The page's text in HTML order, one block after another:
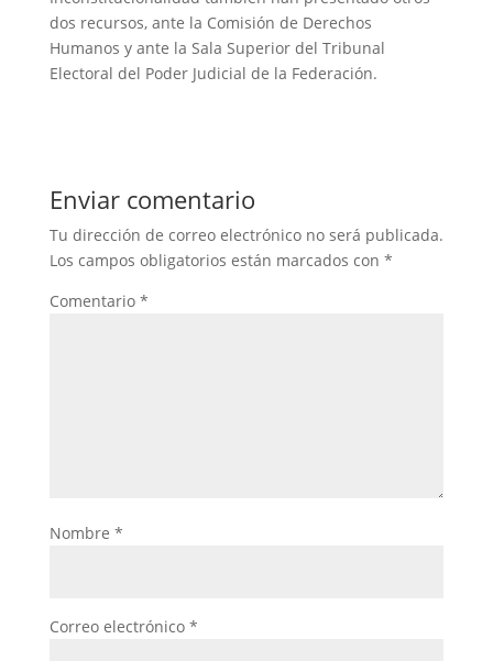
dos recursos, ante la Comisión de Derechos
Humanos y ante la Sala Superior del Tribunal
Electoral del Poder Judicial de la Federación.
Enviar comentario
Tu dirección de correo electrónico no será publicada.
Los campos obligatorios están marcados con *
Comentario *
Nombre *
Correo electrónico *